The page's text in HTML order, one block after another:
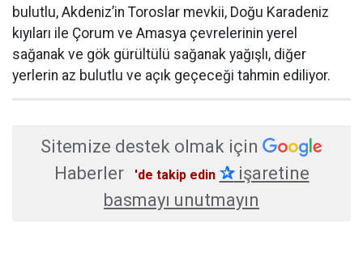
bulutlu, Akdeniz’in Toroslar mevkii, Doğu Karadeniz
kıyıları ile Çorum ve Amasya çevrelerinin yerel
sağanak ve gök gürültülü sağanak yağışlı, diğer
yerlerin az bulutlu ve açık geçeceği tahmin ediliyor.
Sitemize destek olmak için
Haberler
'de takip edin ✰işaretine
basmayı unutmayın